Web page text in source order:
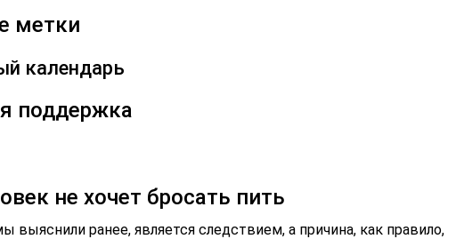
метки
календарь
поддержка
не хочет бросать пить
выяснили ранее, является следствием, а причина, как правило,